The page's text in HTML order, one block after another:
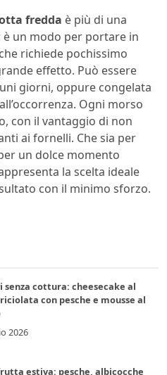
fredda è più di una
è un modo per portare in
richiede pochissimo
effetto. Può essere
giorni, oppure congelata
Ogni morso
con il vantaggio di non
ai fornelli. Che sia per
un dolce momento
la scelta ideale
con il minimo sforzo.
senza cottura: cheesecake al
con pesche e mousse al
2026
estiva: pesche, albicocche